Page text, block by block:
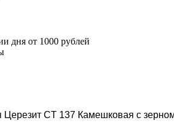
дня от 1000 рублей
Церезит CT 137 Камешковая с